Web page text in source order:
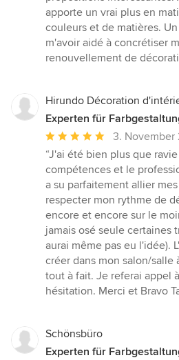
von
5
Sternen
apporte un vrai plus en
couleurs et de matières.
m'avoir aidé à concrétiser
renouvellement de
Hirundo Décoration
Experten für
Durchschnittliche
Bewertung:
5
von
5
Sternen
3. November
“J'ai été bien plus que
compétences et le
a su parfaitement allier
respecter mon rythme de
encore et encore sur le
jamais osé seule certaines
aurai même pas eu l'idée).
créer dans mon salon/salle
tout à fait. Je referai appel
hésitation. Merci et Bravo
Schönsbüro
Experten für